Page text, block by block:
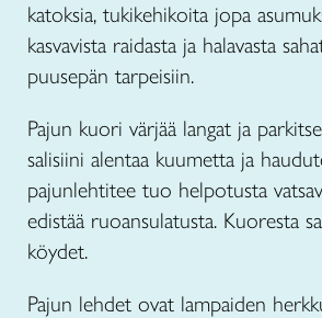
katoksia, tukikehikoita jopa
kasvavista raidasta ja halavasta
puusepän tarpeisiin.
Pajun kuori värjää langat ja
salisiini alentaa kuumetta ja
pajunlehtitee tuo helpotusta
edistää ruoansulatusta. Kuoresta
köydet.
Pajun lehdet ovat lampaiden